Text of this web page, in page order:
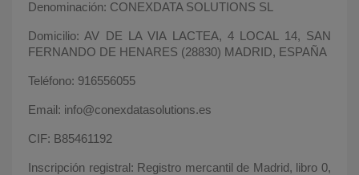
Denominación: CONEXDATA SOLUTIONS SL
Domicilio: AV DE LA VIA LACTEA, 4 LOCAL 14, SAN
FERNANDO DE HENARES (28830) MADRID, ESPAÑA
Teléfono: 916556055
Email: info@conexdatasolutions.es
CIF: B85461192
Inscripción registral: Registro mercantil de Madrid, libro 0,